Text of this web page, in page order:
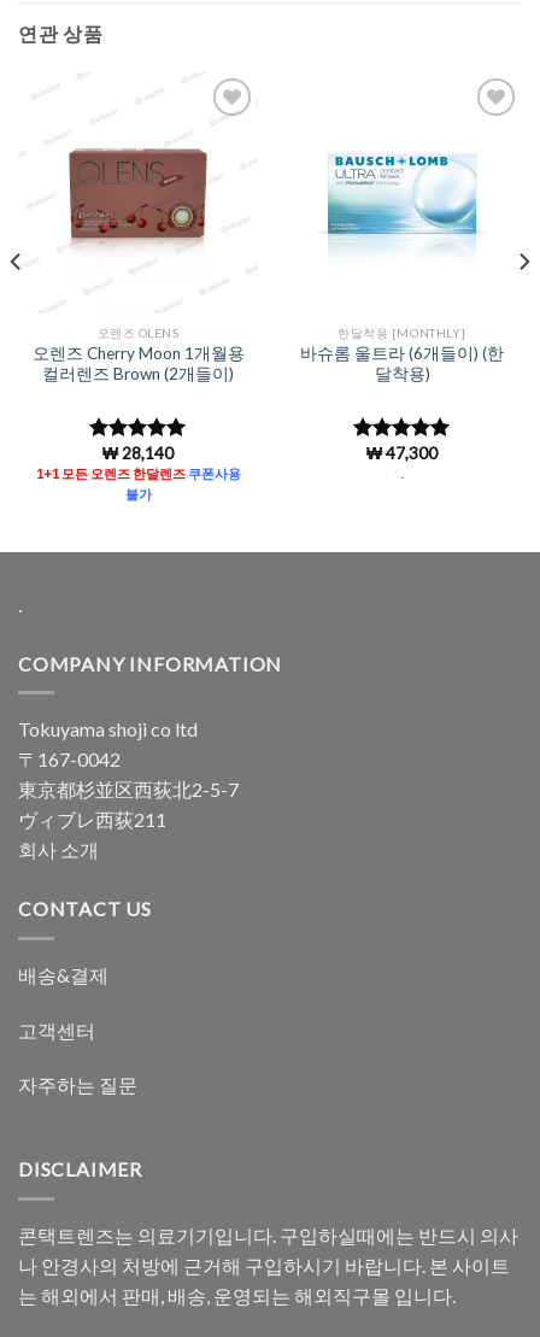
연관 상품
Wishlist
오렌즈 OLENS
오렌즈 Cherry Moon 1개월용
컬러렌즈 Brown (2개들이)
5 중에서
로 평가됨
₩28,140
1+1 모든 오렌즈 한달렌즈쿠폰사용
불가
한달착용 [MONTHLY]
바슈롬 울트라 (6개들이) (한
달착용)
5 중에서
로 평
₩47,300
COMPANY INFORMATION
Tokuyama shoji co ltd
〒167-0042
東京都杉並区西荻北2-5-7
ヴィブレ西荻211
회사 소개
CONTACT US
배송&결제
고객센터
자주하는 질문
DISCLAIMER
콘택트렌즈는 의료기기입니다. 구입하실때에는 반드시 의사
나 안경사의 처방에 근거해 구입하시기 바랍니다. 본 사이트
는 해외에서 판매, 배송, 운영되는 해외직구몰 입니다.